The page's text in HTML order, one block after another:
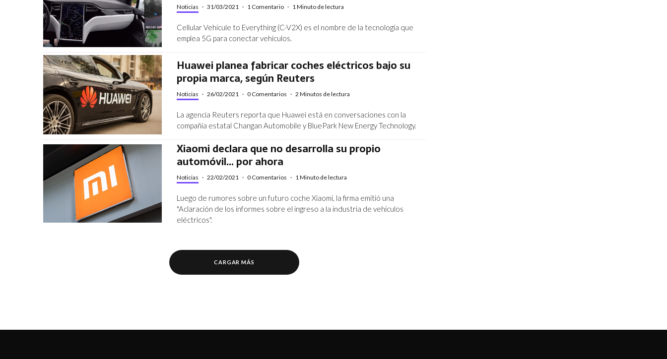
Noticias · 31/03/2021 · 1 Comentario · 1 Minuto de lectura
Cellular Vehicule to Everything (C-V2X) es el nombre de la tecnología que
emplea 5G para conectar vehículos.
Huawei planea fabricar coches eléctricos bajo su
propia marca, según Reuters
Noticias · 26/02/2021 · 0 Comentarios · 2 Minutos de lectura
La agencia Reuters reporta que Huawei está en conversaciones con la
compañía estatal Changan Automobile y BluePark New Energy Technology.
Xiaomi declara que no desarrolla su propio
automóvil… por ahora
Noticias · 22/02/2021 · 0 Comentarios · 1 Minuto de lectura
Luego de rumores sobre un futuro coche Xiaomi, la firma emitió una
"Aclaración de los informes sobre el ingreso a la industria de vehículos
eléctricos".
CARGAR MÁS